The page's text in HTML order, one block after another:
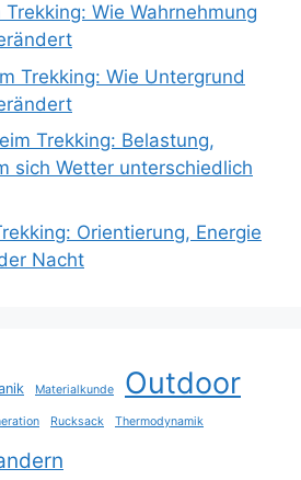
Wie Wahrnehmung
Trekking: Wie Untergrund
Trekking: Belastung,
sich Wetter unterschiedlich
Orientierung, Energie
Nacht
Materialkunde Outdoor
Rucksack Thermodynamik